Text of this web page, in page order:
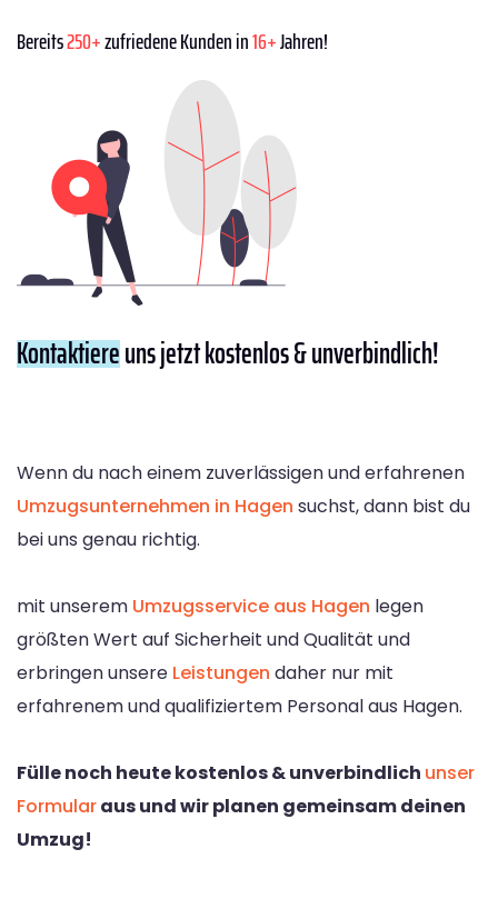
Bereits250+zufriedene Kunden in16+Jahren!
Kontaktiereuns jetzt kostenlos & unverbindlich!
Wenn du nach einem zuverlässigen und erfahrenen
Umzugsunternehmen in Hagen suchst, dann bist du
bei uns genau richtig.
mit unserem Umzugsservice aus Hagen legen
größten Wert auf Sicherheit und Qualität und
erbringen unsere Leistungen daher nur mit
erfahrenem und qualifiziertem Personal aus Hagen.
Fülle noch heute kostenlos & unverbindlich unser
Formularaus und wir planen gemeinsam deinen
Umzug!